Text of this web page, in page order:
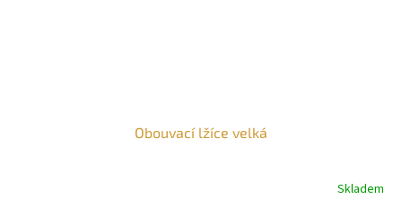
Obouvací lžíce velká
Skladem